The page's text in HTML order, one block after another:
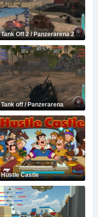
Tank Off 2 / Panzerarena 2
Tank off / Panzerarena
Hustle Castle